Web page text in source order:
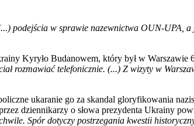
podejścia w sprawie nazewnictwa OUN-UPA, a
Kyryło Budanowem, który był w
rozmawiać telefonicznie. (...) Z wizyty w
ukaranie go za skandal gloryfikowania
dziennikarzy o słowa prezydenta Ukrainy
Spór dotyczy postrzegania kwestii